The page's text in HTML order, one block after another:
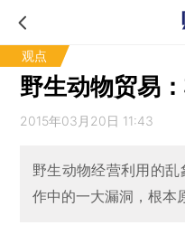
观点
野生动物贸易
2015年03月20日 11:43
野生动物经营利用的
作中的一大漏洞，根本